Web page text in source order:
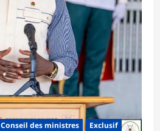
Conseil des ministres Exclusif